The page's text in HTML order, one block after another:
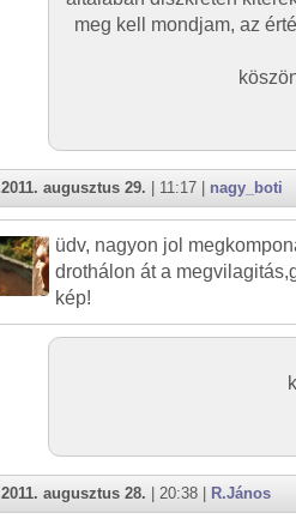
meg kell mondjam, az
2011. augusztus 29. | 11:17 | nagy_boti
üdv, nagyon jol
drothálon át a
kép!
2011. augusztus 28. | 20:38 | R.János